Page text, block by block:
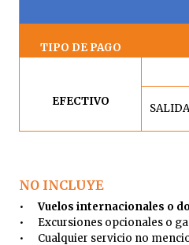
TIPO DE PAGO
EFECTIVO
NO INCLUYE
•
Vuelos internacionales o
•
Excursiones opcionales o
•
Cualquier servicio no